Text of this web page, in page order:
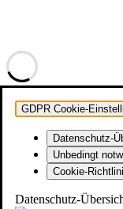
GDPR Cookie-
Datenschutz-
Unbedingt
Cookie-
Datenschutz-